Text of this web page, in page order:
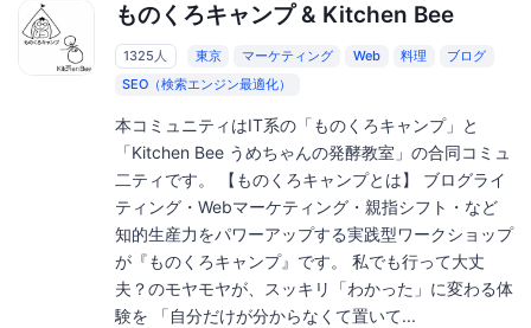
ものくろキャンプ & Kitchen Bee
1325人 東京 マーケティング Web 料理
ブログ
SEO（検索エンジン最適化）
本コミュニティはIT系の「ものくろキャンプ」と
「Kitchen Bee うめちゃんの発酵教室」の合同コミュ
二ティです。 【ものくろキャンプとは】 ブログライ
ティング・Webマーケティング・親指シフト・など
知的生産力をパワーアップする実践型ワークショップ
が『ものくろキャンプ』です。 私でも行って大丈
夫？のモヤモヤが、スッキリ「わかった」に変わる体
験を 「自分だけが分からなくて置いて...